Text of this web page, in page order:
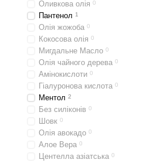
Оливкова олія 0
Пантенол 1
Олія жожоба 0
Кокосова олія 0
Мигдальне Масло 0
Олія чайного дерева 0
Амінокислоти 0
Гіалуронова кислота 0
Ментол 2
Без силіконів 0
Шовк 0
Олія авокадо 0
Алое Вера 0
Центелла азіатська 0